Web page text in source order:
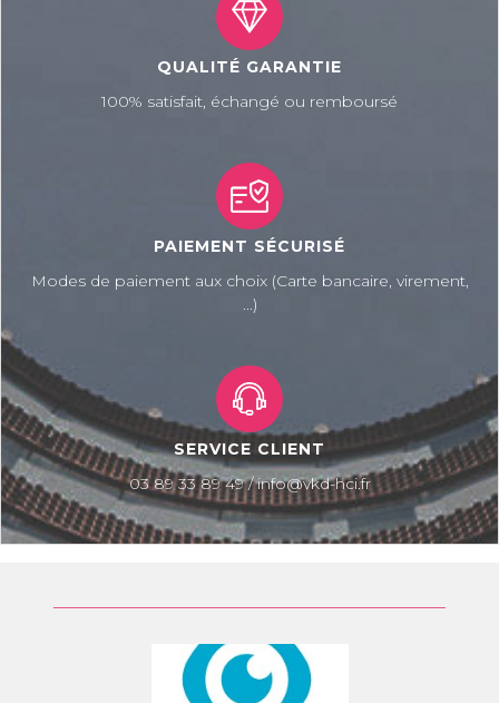
QUALITÉ GARANTIE
100% satisfait, échangé ou remboursé
PAIEMENT SÉCURISÉ
Modes de paiement aux choix (Carte bancaire, virement,
...)
SERVICE CLIENT
03 89 33 89 49 / info@vkd-hci.fr